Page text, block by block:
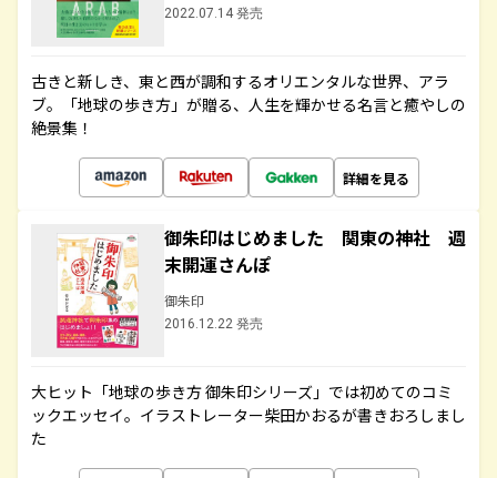
2022.07.14 発売
古きと新しき、東と西が調和するオリエンタルな世界、アラ
ブ。「地球の歩き方」が贈る、人生を輝かせる名言と癒やしの
絶景集！
詳細を見る
御朱印はじめました 関東の神社 週
末開運さんぽ
御朱印
2016.12.22 発売
大ヒット「地球の歩き方 御朱印シリーズ」では初めてのコミ
ックエッセイ。イラストレーター柴田かおるが書きおろしまし
た